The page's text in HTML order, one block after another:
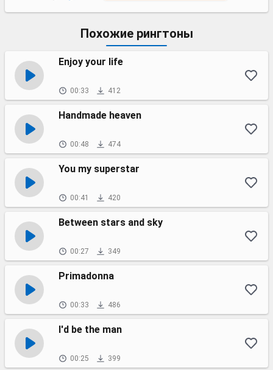
Похожие рингтоны
Enjoy your life
00:33 412
Handmade heaven
00:48 474
You my superstar
00:41 420
Between stars and sky
00:27 349
Primadonna
00:33 486
I'd be the man
00:25 399